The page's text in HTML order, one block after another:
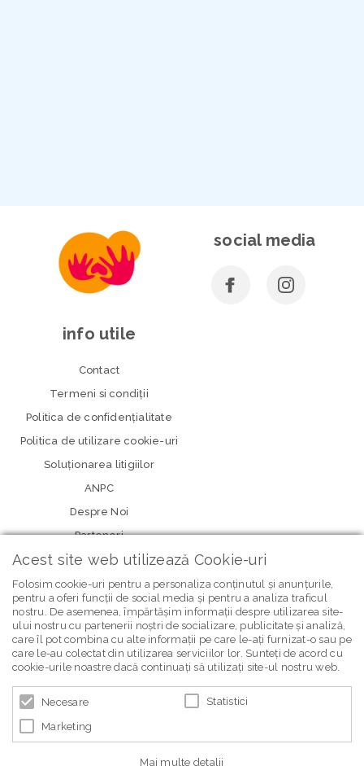
social media
info utile
Contact
Termeni si condiţii
Politica de confidenţialitate
Politica de utilizare cookie-uri
Soluționarea litigiilor
ANPC
Despre Noi
Parteneri
newsletter Bebe Brands
Acest site web utilizează Cookie-uri
Folosim cookie-uri pentru a personaliza conținutul și anunțurile,
pentru a oferi funcții de social media și pentru a analiza traficul
nostru. De asemenea, împărtășim informații despre utilizarea site-
ului nostru cu partenerii noștri de socializare, publicitate și analiză,
care îl pot combina cu alte informații pe care le-ați furnizat-o sau pe
care le-au colectat din utilizarea serviciilor lor. Sunteți de acord cu
cookie-urile noastre dacă continuați să utilizați site-ul nostru web.
Necesare Statistici
Marketing
Mai multe detalii